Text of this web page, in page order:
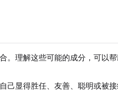
理解这些可能的成分，可以
显得胜任、友善、聪明或被